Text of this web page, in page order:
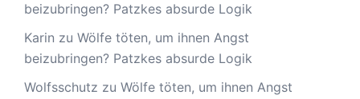
beizubringen? Patzkes absurde Logik
Karin zu Wölfe töten, um ihnen Angst
beizubringen? Patzkes absurde Logik
Wolfsschutz zu Wölfe töten, um ihnen Angst